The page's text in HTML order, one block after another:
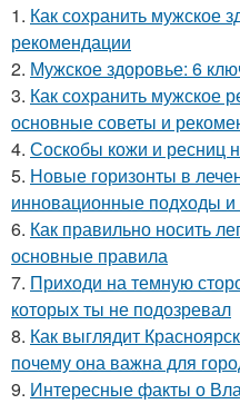
1. Как сохранить мужское
рекомендации
2. Мужское здоровье: 6
3. Как сохранить мужское
основные советы и
4. Соскобы кожи и ресниц
5. Новые горизонты в
инновационные подходы
6. Как правильно носить
основные правила
7. Приходи на темную
которых ты не подозревал
8. Как выглядит
почему она важна для
9. Интересные факты о